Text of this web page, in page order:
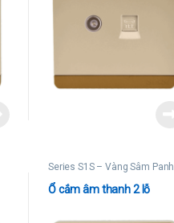
Series S1S – Vàng Sâm Panh
Ổ cắm âm thanh 2 lỗ